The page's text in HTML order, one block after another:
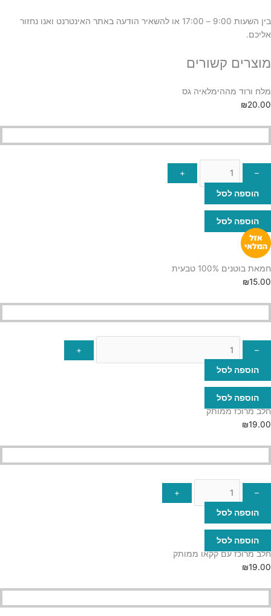
בין השעות 9:00 – 17:00 או להשאיר הודעה באתר האינטרנט ואנו נחזור
אליכם.
מוצרים קשורים
מלח ורוד מההימלאיה גס
₪20.00
–
+
הוספה לסל
הוספה לסל
חמאת בוטנים 100% טבעית
₪15.00
–
+
הוספה לסל
הוספה לסל
חלב מרוכז ממותק
₪19.00
–
+
הוספה לסל
הוספה לסל
חלב מרוכז עם קקאו ממותק
₪19.00